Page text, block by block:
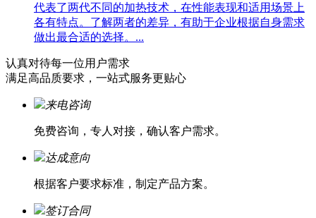
代表了两代不同的加热技术，在性能表现和适用场景上
各有特点。了解两者的差异，有助于企业根据自身需求
做出最合适的选择。...
认真对待每一位用户需求
满足高品质要求，一站式服务更贴心
来电咨询
免费咨询，专人对接，确认客户需求。
达成意向
根据客户要求标准，制定产品方案。
签订合同